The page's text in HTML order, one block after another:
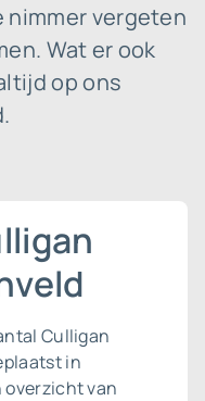
nimmer vergeten
Wat er ook
op ons
Culligan
in
overzicht van